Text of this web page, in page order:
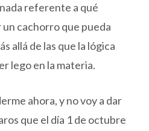
referente a qué
cachorro que pueda
allá de las que la lógica
lego en la materia.
ahora, y no voy a dar
que el día 1 de octubre